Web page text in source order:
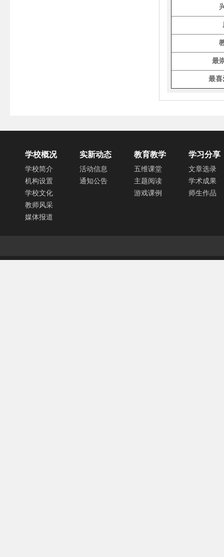
最
最喜
学校概况
学校简介
机构设置
学校文化
教师风采
媒体报道
实新动态
活动信息
通知公告
教育教学
五维课堂
主题阅读
游戏课例
学习分享
文章选录
学术成果
师生作品